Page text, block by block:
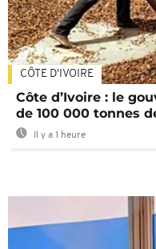
CÔTE D'IVOIRE
Côte d’Ivoire : le
de 100 000 tonnes
Il y a 1 heure